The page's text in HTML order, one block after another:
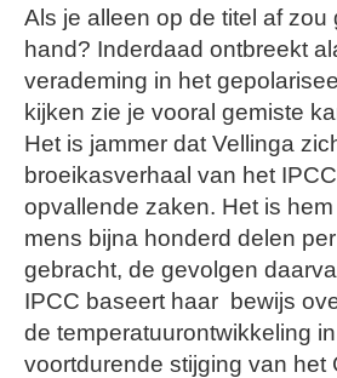
Als je alleen op de titel af
hand? Inderdaad ontbreekt
verademing in het
kijken zie je vooral gemiste
Het is jammer dat Vellinga
broeikasverhaal van het
opvallende zaken. Het is
mens bijna honderd delen
gebracht, de gevolgen
IPCC baseert haar bewijs
de temperatuurontwikkeling
voortdurende stijging van